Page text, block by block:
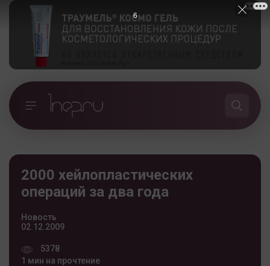
2000 хейлопластических
операций за два года
Новость
02.12.2009
5378
1 мин на прочтение
5